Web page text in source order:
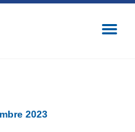
2023